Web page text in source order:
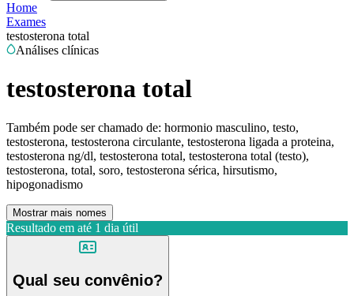
Home
Exames
testosterona total
Análises clínicas
testosterona total
Também pode ser chamado de: hormonio masculino, testo,
testosterona, testosterona circulante, testosterona ligada a proteina,
testosterona ng/dl, testosterona total, testosterona total (testo),
testosterona, total, soro, testosterona sérica, hirsutismo,
hipogonadismo
Mostrar mais nomes
Resultado em até 1 dia útil
Qual seu convênio?